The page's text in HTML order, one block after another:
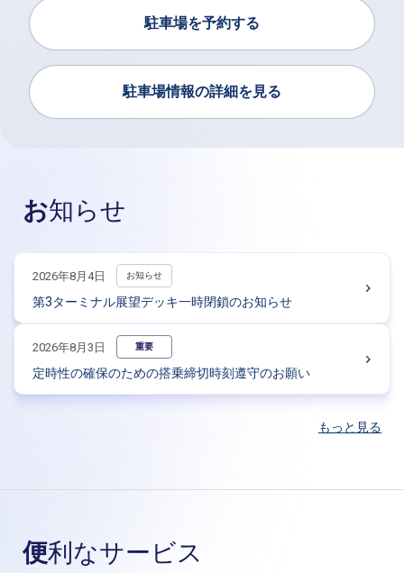
駐車場を予約する
駐車場情報の詳細を見る
お知らせ
2026年8月4日 お知らせ
第3ターミナル展望デッキ一時閉鎖のお知らせ
2026年8月3日 重要
定時性の確保のための搭乗締切時刻遵守のお願い
もっと見る
便利なサービス